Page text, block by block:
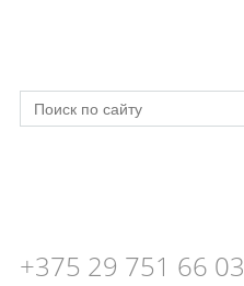
+375 29 751 66 03